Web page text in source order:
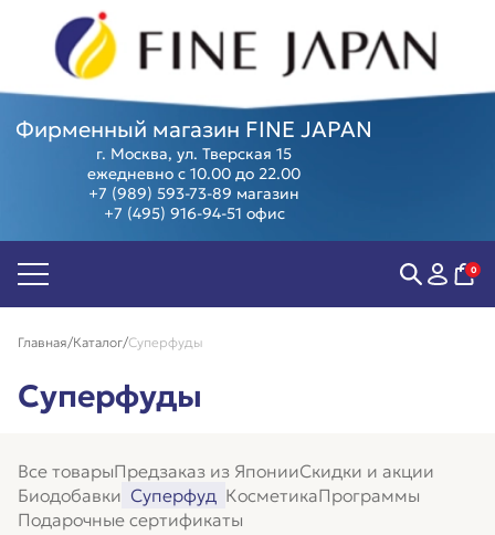
0
Фирменный магазин FINE JAPAN
г. Москва, ул. Тверская 15
ежедневно с 10.00 до 22.00
+7 (989) 593-73-89 магазин
+7 (495) 916-94-51 офис
Главная Каталог Суперфуды
Суперфуды
Все товарыПредзаказ из ЯпонииСкидки и акции
Биодобавки Суперфуд КосметикаПрограммы
Подарочные сертификаты
Биодобавки
Антивозраст
Антистресс
Контроль
веса
Пищеварение
Сердце и
Острое
зрение
внимание
Суставы и
позвоночник
энергия
красоты
Женские
здоровье
Компенсация
Косметика
Предзаказ
из Японии